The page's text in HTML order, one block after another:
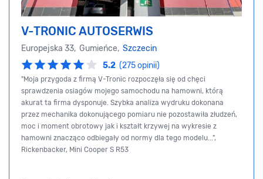
V-TRONIC AUTOSERWIS
Europejska 33, Gumieńce, Szczecin
5.2 (275 opinii)
"Moja przygoda z firmą V-Tronic rozpoczęła się od chęci
sprawdzenia osiagów mojego samochodu na hamowni, którą
akurat ta firma dysponuje. Szybka analiza wydruku dokonana
przez mechanika dokonującego pomiaru nie pozostawiła złudzeń,
moc i moment obrotowy jak i kształt krzywej na wykresie z
hamowni znacząco odbiegały od normy dla tego modelu...",
Rickenbacker, Mini Cooper S R53